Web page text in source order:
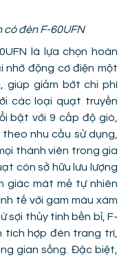
đèn F-60UFN
là lựa chọn hoàn
nhờ động cơ điện một
giúp giảm bớt chi phí
các loại quạt truyền
bật với 9 cấp độ gió,
nhu cầu sử dụng,
thành viên trong gia
còn sở hữu lưu lượng
giác mát mẻ tự nhiên
tế với gam màu xám
sợi thủy tinh bền bỉ, F-
tích hợp đèn trang trí,
gian sống. Đặc biệt,